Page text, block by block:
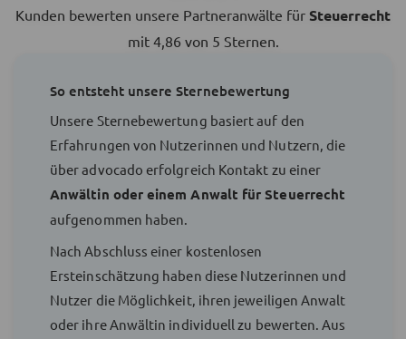
Kunden bewerten unsere Partneranwälte für Steuerrecht
mit 4,86 von 5 Sternen.
So entsteht unsere Sternebewertung
Unsere Sternebewertung basiert auf den
Erfahrungen von Nutzerinnen und Nutzern, die
über advocado erfolgreich Kontakt zu einer
Anwältin oder einem Anwalt für Steuerrecht
aufgenommen haben.
Nach Abschluss einer kostenlosen
Ersteinschätzung haben diese Nutzerinnen und
Nutzer die Möglichkeit, ihren jeweiligen Anwalt
oder ihre Anwältin individuell zu bewerten. Aus